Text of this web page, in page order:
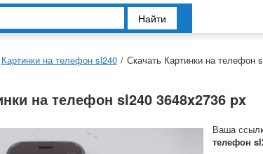
Найти
Картинки на телефон sl240 / Скачать Картинки на телефон
на телефон sl240 3648x2736 px
Ваша
телефон